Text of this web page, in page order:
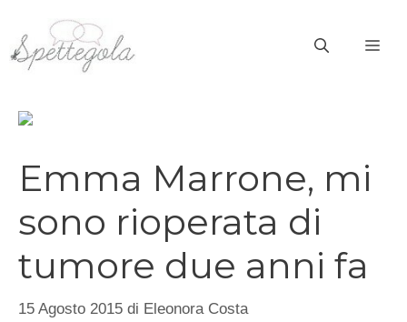
contenuto
Emma Marrone, mi
sono rioperata di
tumore due anni fa
15 Agosto 2015 di Eleonora Costa